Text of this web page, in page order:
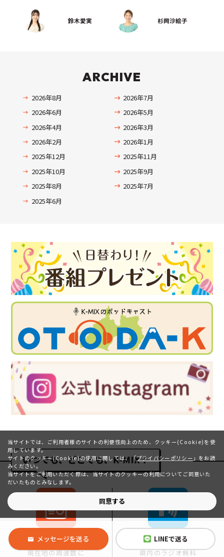
鈴木愛実 杉岡沙絵子
ARCHIVE
2026年8月
2026年7月
2026年6月
2026年5月
2026年4月
2026年3月
2026年2月
2026年1月
2025年12月
2025年11月
2025年10月
2025年9月
2025年8月
2025年7月
2025年6月
メッセージを送る
LINEで送る
現在地の周波数に
県内のラジオ無料
当サイトでは、ご利用者様のサイトの利便性向上のため、クッキー(Cookie)を使
用しています。
サイトのクッキー(Cookie)の使用に関しては、 「プライバシーポリシー 」をお読
みください。
当サイトをご利用いただく際は、当サイトのクッキーの利用についてご同意いた
だいたものとみなします。
同意する